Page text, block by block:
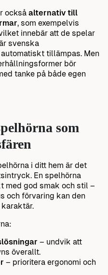
också alternativ till
, som exempelvis
innebär att de spelar
svenska
tillämpas. Men
bör
tanke på både egen
som
i ditt hem är det
En spelhörna
med god smak och stil –
och förvaring kan den
– undvik att
överallt.
– prioritera ergonomi och